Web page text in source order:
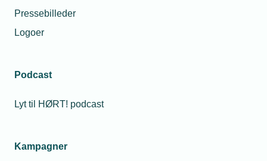
Pressebilleder
Logoer
Podcast
Lyt til HØRT! podcast
Kampagner